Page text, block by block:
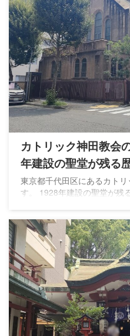
カトリック神田教会
年建設の聖堂が残る
東京都千代田区にあるカト
す。 1928年建設の聖堂が残